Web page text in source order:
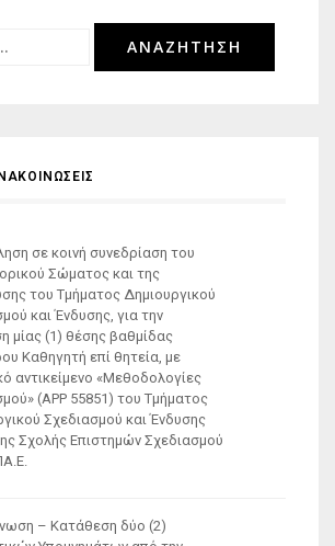
σε κοινή συνεδρίαση του
Σώματος και της
του Τμήματος Δημιουργικού
και Ένδυσης, για την
μίας (1) θέσης βαθμίδας
Καθηγητή επί θητεία, με
αντικείμενο «Μεθοδολογίες
(ΑΡΡ 55851) του Τμήματος
Σχεδιασμού και Ένδυσης
Σχολής Επιστημών Σχεδιασμού
– Κατάθεση δύο (2)